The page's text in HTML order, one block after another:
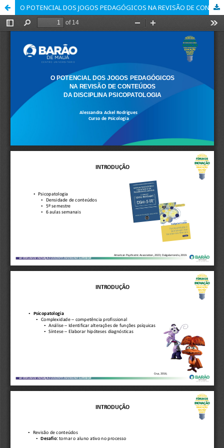
O POTENCIAL DOS JOGOS PEDAGÓGICOS NA REVISÃO DE CONTEÚDOS DA DISCIPLINA PSICOPATOLOGIA